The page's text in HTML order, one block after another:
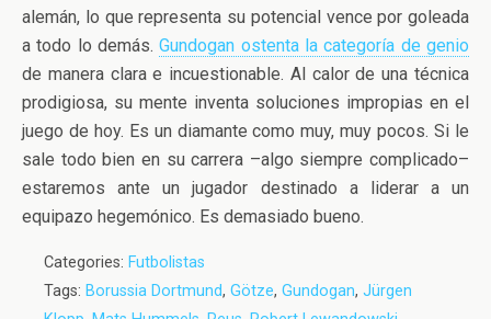
alemán, lo que representa su potencial vence por goleada
a todo lo demás.Gundogan ostenta la categoría de genio
de manera clara e incuestionable. Al calor de una técnica
prodigiosa, su mente inventa soluciones impropias en el
juego de hoy. Es un diamante como muy, muy pocos. Si le
sale todo bien en su carrera –algo siempre complicado–
estaremos ante un jugador destinado a liderar a un
equipazo hegemónico. Es demasiado bueno.
Categories: Futbolistas
Tags: Borussia Dortmund, Götze, Gundogan, Jürgen